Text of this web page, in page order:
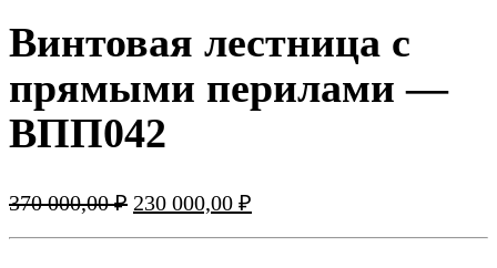
Винтовая лестница с
прямыми перилами —
ВПП042
370 000,00₽ Первоначальная
230 000,00 ₽